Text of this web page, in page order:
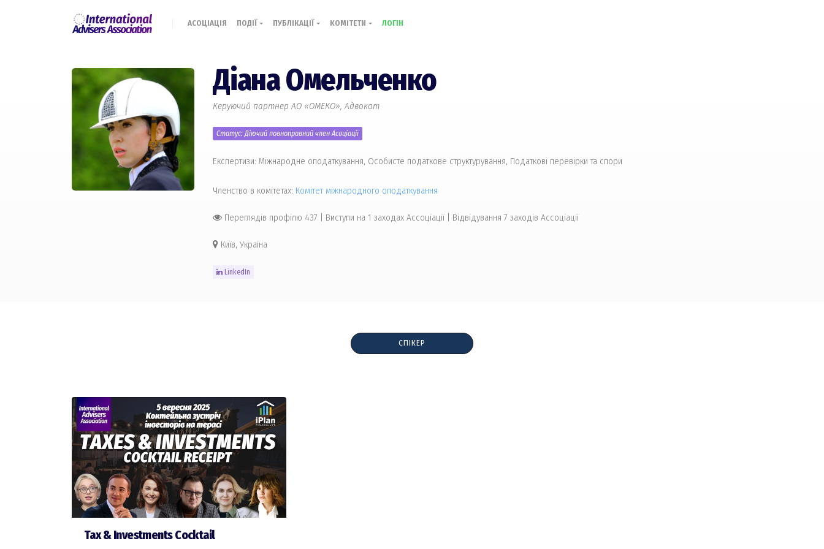
АСОЦІАЦІЯ ПОДІЇ ПУБЛІКАЦІЇ КОМІТЕТИ ЛОГІН
Діана Омельченко
Керуючий партнер АО «ОМЕКО», Адвокат
Статус: Діючий повноправний член Асоціації
Експертизи: Міжнародне оподаткування, Особисте податкове структурування, Податкові перевірки та спори
Членство в комітетах: Комiтет міжнародного оподаткування
Переглядів профілю 437 Виступи на 1 заходах Ассоціації | Відвідування 7 заходів Ассоціації
Київ, Україна
LinkedIn
СПІКЕР
Tax & Investments Cocktail